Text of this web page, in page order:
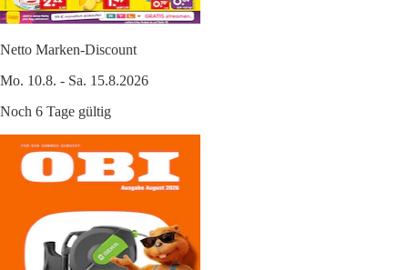
Netto Marken-Discount
Mo. 10.8. - Sa. 15.8.2026
Noch 6 Tage gültig